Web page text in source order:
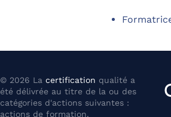
© 2026 La certification qualité a
été délivrée au titre de la ou des
catégories d'actions suivantes :
actions de formation.